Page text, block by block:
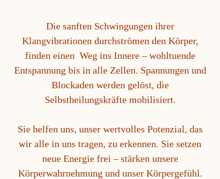
Die sanften Schwingungen ihrer
Klangvibrationen durchströmen den Körper,
finden einen Weg ins Innere – wohltuende
Entspannung bis in alle Zellen. Spannungen und
Blockaden werden gelöst, die
Selbstheilungskräfte mobilisiert.
Sie helfen uns, unser wertvolles Potenzial, das
wir alle in uns tragen, zu erkennen. Sie setzen
neue Energie frei – stärken unsere
Körperwahrnehmung und unser Körpergefühl.